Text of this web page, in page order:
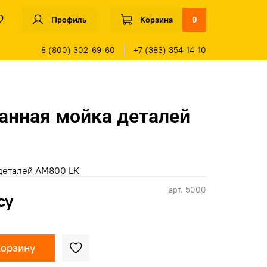
Профиль Корзина 0
8 (800) 302-69-60 +7 (383) 354-14-10
арт. 5000
мойка деталей
АМ800 LК